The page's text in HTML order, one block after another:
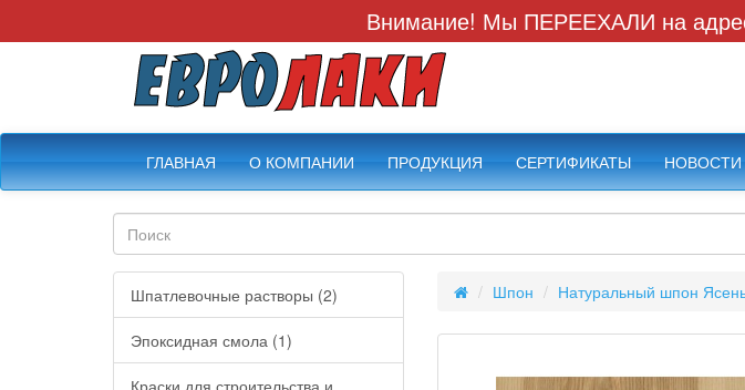
Внимание! Мы ПЕРЕЕХАЛИ на
ГЛАВНАЯ О КОМПАНИИ ПРОДУКЦИЯ СЕРТИФИКАТЫ НОВОСТИ
Шпатлевочные растворы (2)
Эпоксидная смола (1)
Краски для строительства и
Шпон Натуральный шпон